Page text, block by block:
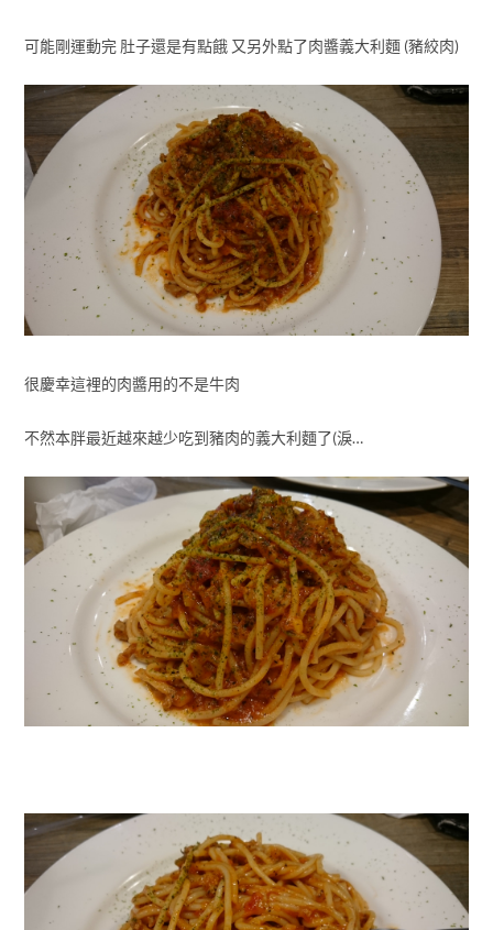
可能剛運動完 肚子還是有點餓 又另外點了肉醬義大利麵 (豬絞肉)
很慶幸這裡的肉醬用的不是牛肉
不然本胖最近越來越少吃到豬肉的義大利麵了(淚…